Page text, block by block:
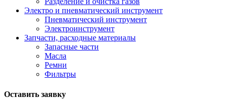
Электро и пневматический инструмент
Пневматический инструмент
Электроинструмент
Запчасти, расходные материалы
Запасные части
Масла
Ремни
Фильтры
Оставить заявку